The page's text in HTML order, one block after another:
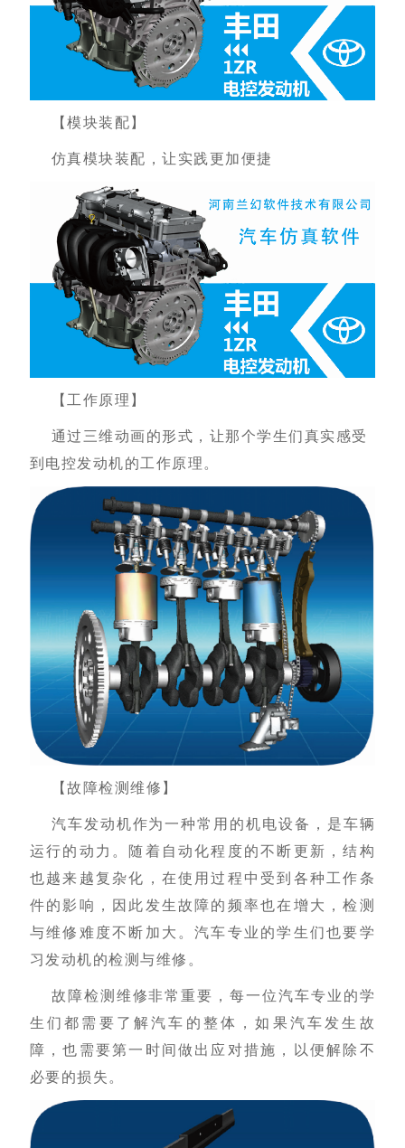
【模块装配】
仿真模块装配，让实践更加便捷
【工作原理】
通过三维动画的形式，让那个学生们真实感受
到电控发动机的工作原理。
【故障检测维修】
汽车发动机作为一种常用的机电设备，是车辆
运行的动力。随着自动化程度的不断更新，结构
也越来越复杂化，在使用过程中受到各种工作条
件的影响，因此发生故障的频率也在增大，检测
与维修难度不断加大。汽车专业的学生们也要学
习发动机的检测与维修。
故障检测维修非常重要，每一位汽车专业的学
生们都需要了解汽车的整体，如果汽车发生故
障，也需要第一时间做出应对措施，以便解除不
必要的损失。